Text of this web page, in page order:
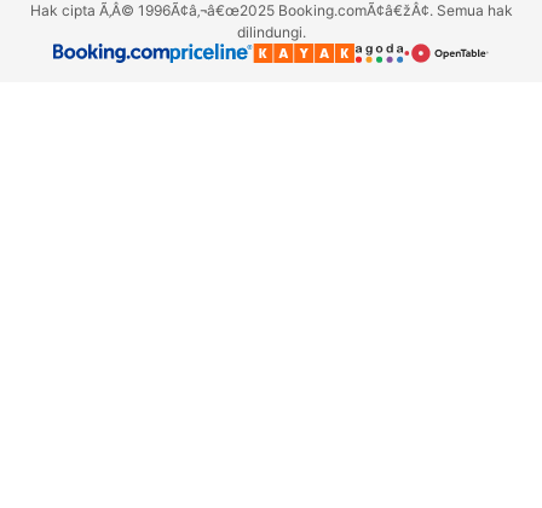
Hak cipta Ã‚Â© 1996Ã¢â‚¬â€œ2025 Booking.comÃ¢â€žÂ¢. Semua hak
dilindungi.